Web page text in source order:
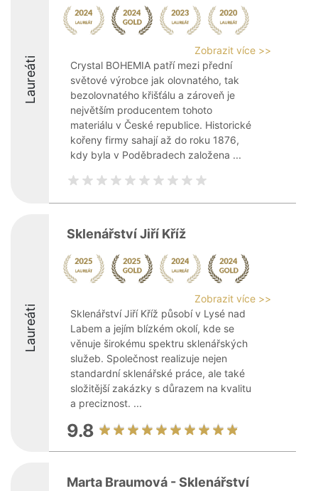
Laureáti
Zobrazit více >>
Crystal BOHEMIA patří mezi přední
světové výrobce jak olovnatého, tak
bezolovnatého křišťálu a zároveň je
největším producentem tohoto
materiálu v České republice. Historické
kořeny firmy sahají až do roku 1876,
kdy byla v Poděbradech založena ...
Laureáti
Sklenářství Jiří Kříž
Zobrazit více >>
Sklenářství Jiří Kříž působí v Lysé nad
Labem a jejím blízkém okolí, kde se
věnuje širokému spektru sklenářských
služeb. Společnost realizuje nejen
standardní sklenářské práce, ale také
složitější zakázky s důrazem na kvalitu
a preciznost. ...
9.8
Marta Braumová - Sklenářství